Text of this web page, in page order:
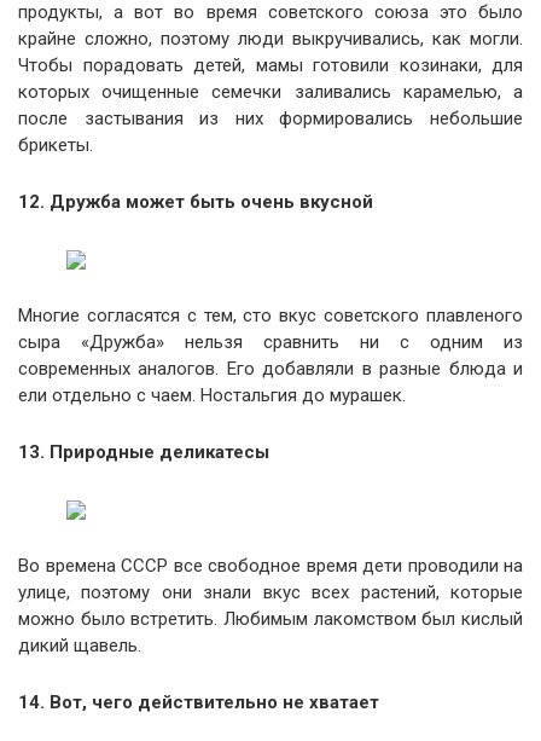
продукты, а вот во время советского союза это было
крайне сложно, поэтому люди выкручивались, как могли.
Чтобы порадовать детей, мамы готовили козинаки, для
которых очищенные семечки заливались карамелью, а
после застывания из них формировались небольшие
брикеты.
12. Дружба может быть очень вкусной
Многие согласятся с тем, сто вкус советского плавленого
сыра «Дружба» нельзя сравнить ни с одним из
современных аналогов. Его добавляли в разные блюда и
ели отдельно с чаем. Ностальгия до мурашек.
13. Природные деликатесы
Во времена СССР все свободное время дети проводили на
улице, поэтому они знали вкус всех растений, которые
можно было встретить. Любимым лакомством был кислый
дикий щавель.
14. Вот, чего действительно не хватает